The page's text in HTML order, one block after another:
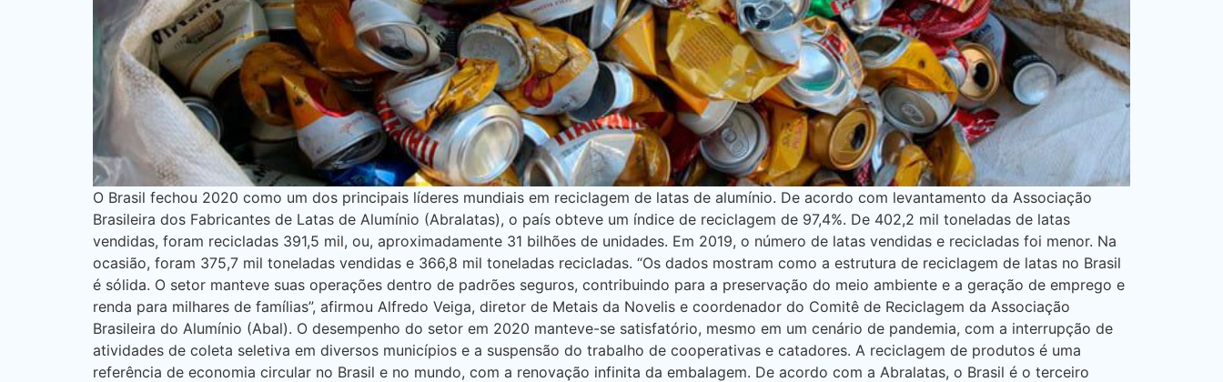
O Brasil fechou 2020 como um dos principais líderes mundiais em reciclagem de latas de alumínio. De acordo com levantamento da Associação
Brasileira dos Fabricantes de Latas de Alumínio (Abralatas), o país obteve um índice de reciclagem de 97,4%. De 402,2 mil toneladas de latas
vendidas, foram recicladas 391,5 mil, ou, aproximadamente 31 bilhões de unidades. Em 2019, o número de latas vendidas e recicladas foi menor. Na
ocasião, foram 375,7 mil toneladas vendidas e 366,8 mil toneladas recicladas. “Os dados mostram como a estrutura de reciclagem de latas no Brasil
é sólida. O setor manteve suas operações dentro de padrões seguros, contribuindo para a preservação do meio ambiente e a geração de emprego e
renda para milhares de famílias”, afirmou Alfredo Veiga, diretor de Metais da Novelis e coordenador do Comitê de Reciclagem da Associação
Brasileira do Alumínio (Abal). O desempenho do setor em 2020 manteve-se satisfatório, mesmo em um cenário de pandemia, com a interrupção de
atividades de coleta seletiva em diversos municípios e a suspensão do trabalho de cooperativas e catadores. A reciclagem de produtos é uma
referência de economia circular no Brasil e no mundo, com a renovação infinita da embalagem. De acordo com a Abralatas, o Brasil é o terceiro